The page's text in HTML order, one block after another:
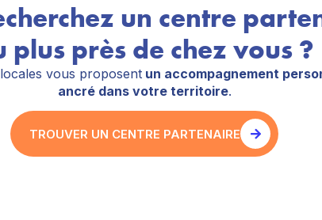
un centre
plus près de chez vous ?
vous proposentun accompagnement
ancré dans votre territoire.
TROUVER UN CENTRE PARTENAIRE